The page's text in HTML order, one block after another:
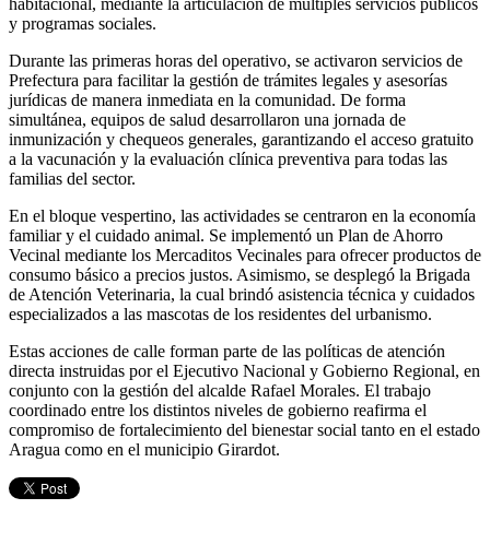
habitacional, mediante la articulación de múltiples servicios públicos
y programas sociales.
Durante las primeras horas del operativo, se activaron servicios de
Prefectura para facilitar la gestión de trámites legales y asesorías
jurídicas de manera inmediata en la comunidad. De forma
simultánea, equipos de salud desarrollaron una jornada de
inmunización y chequeos generales, garantizando el acceso gratuito
a la vacunación y la evaluación clínica preventiva para todas las
familias del sector.
En el bloque vespertino, las actividades se centraron en la economía
familiar y el cuidado animal. Se implementó un Plan de Ahorro
Vecinal mediante los Mercaditos Vecinales para ofrecer productos de
consumo básico a precios justos. Asimismo, se desplegó la Brigada
de Atención Veterinaria, la cual brindó asistencia técnica y cuidados
especializados a las mascotas de los residentes del urbanismo.
Estas acciones de calle forman parte de las políticas de atención
directa instruidas por el Ejecutivo Nacional y Gobierno Regional, en
conjunto con la gestión del alcalde Rafael Morales. El trabajo
coordinado entre los distintos niveles de gobierno reafirma el
compromiso de fortalecimiento del bienestar social tanto en el estado
Aragua como en el municipio Girardot.